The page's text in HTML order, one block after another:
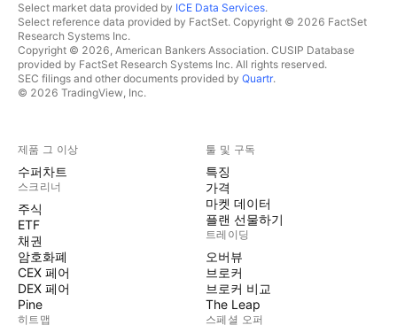
Select market data provided by ICE Data Services.
Select reference data provided by FactSet. Copyright © 2026 FactSet
Research Systems Inc.
Copyright © 2026, American Bankers Association. CUSIP Database
provided by FactSet Research Systems Inc. All rights reserved.
SEC filings and other documents provided by Quartr.
© 2026 TradingView, Inc.
제품 그 이상
수퍼차트
스크리너
주식
ETF
채권
암호화폐
CEX 페어
DEX 페어
Pine
히트맵
툴 및 구독
특징
가격
마켓 데이터
플랜 선물하기
트레이딩
오버뷰
브로커
브로커 비교
The Leap
스페셜 오퍼